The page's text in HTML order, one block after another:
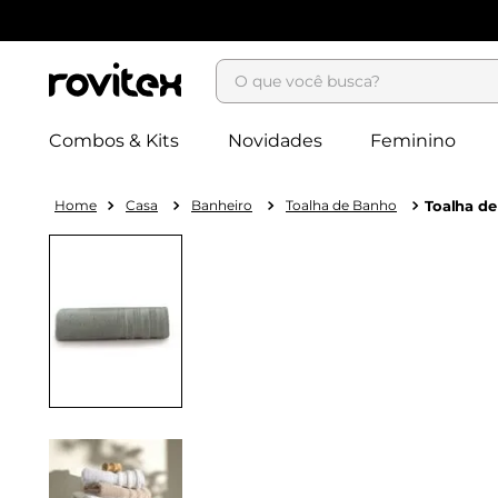
O que você busca?
Combos & Kits Novidades Feminino
Casa Banheiro Toalha de Banho Toalha